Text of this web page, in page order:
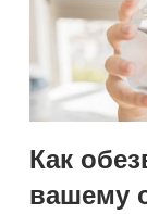
Как
вашему